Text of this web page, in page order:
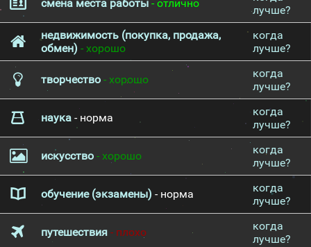
смена места работы - отлично
лучше?
недвижимость (покупка, продажа,
обмен) - хорошо
когда
лучше?
творчество - хорошо
когда
лучше?
наука - норма
когда
лучше?
искусство - хорошо
когда
лучше?
обучение (экзамены) - норма
когда
лучше?
путешествия - плохо
когда
лучше?